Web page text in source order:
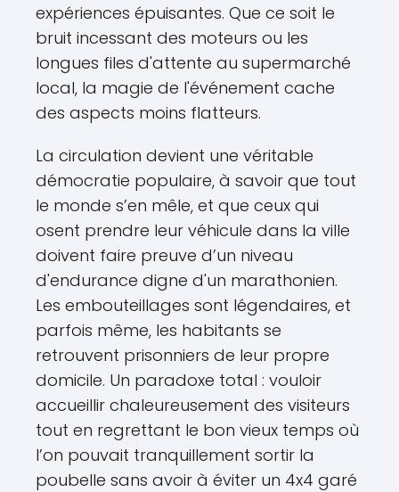
expériences épuisantes. Que ce soit le
bruit incessant des moteurs ou les
longues files d'attente au supermarché
local, la magie de l'événement cache
des aspects moins flatteurs.
La circulation devient une véritable
démocratie populaire, à savoir que tout
le monde s’en mêle, et que ceux qui
osent prendre leur véhicule dans la ville
doivent faire preuve d’un niveau
d'endurance digne d'un marathonien.
Les embouteillages sont légendaires, et
parfois même, les habitants se
retrouvent prisonniers de leur propre
domicile. Un paradoxe total : vouloir
accueillir chaleureusement des visiteurs
tout en regrettant le bon vieux temps où
l’on pouvait tranquillement sortir la
poubelle sans avoir à éviter un 4x4 garé